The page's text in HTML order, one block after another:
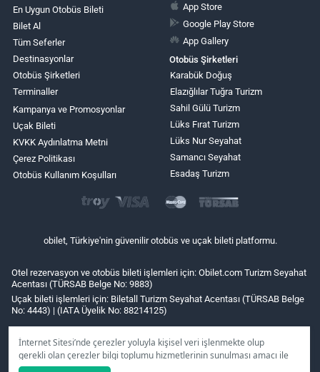
İnternet Sitesi’nde çerezler yoluyla kişisel veri işlenmekte olup
gerekli olan çerezler bilgi toplumu hizmetlerinin sunulması amacı ile
kullanılmaktadır. Tercihleriniz doğrultusunda size özel
En Uygun Otobüs Bileti
Bilet Al
Tüm Seferler
Destinasyonlar
Otobüs Şirketleri
Terminaller
Kampanya ve Promosyonlar
Uçak Bileti
KVKK Aydınlatma Metni
Çerez Politikası
Otobüs Kullanım Koşulları
App Store
Google Play Store
App Gallery
Otobüs Şirketleri
Karabük Doğuş
Elazığlılar Tuğra Turizm
Sahil Gülü Turizm
Lüks Fırat Turizm
Lüks Nur Seyahat
Samancı Seyahat
Esadaş Turizm
obilet, Türkiye'nin güvenilir otobüs ve uçak bileti platformu.
Otel rezervasyon ve otobüs bileti işlemleri için: Obilet.com Turizm Seyahat
Acentası (TÜRSAB Belge No: 9883)
Uçak bileti işlemleri için: Biletall Turizm Seyahat Acentası (TÜRSAB Belge
No: 4443) | (IATA Üyelik No: 88214125)